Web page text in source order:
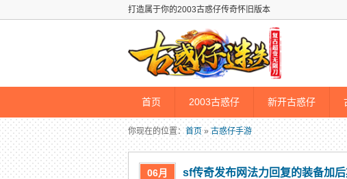
打造属于你的2003古惑仔传奇怀旧版本
首页 2003古惑仔 新开古惑仔
你现在的位置： 首页 » 古惑仔手游
06月 sf传奇发布网法力回复的装备加